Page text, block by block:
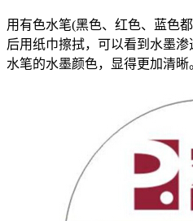
用有色水笔(黑色、红色、蓝色
后用纸巾擦拭，可以看到水墨渗
水笔的水墨颜色，显得更加清晰